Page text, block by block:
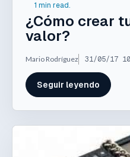
1 min read.
¿Cómo crear
valor?
Mario Rodríguez 31/05/17
Seguir leyendo